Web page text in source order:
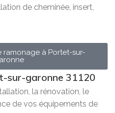
de cheminée, insert,
ramonage à Portet-sur-
sur-garonne 31120
la rénovation, le
de vos équipements de